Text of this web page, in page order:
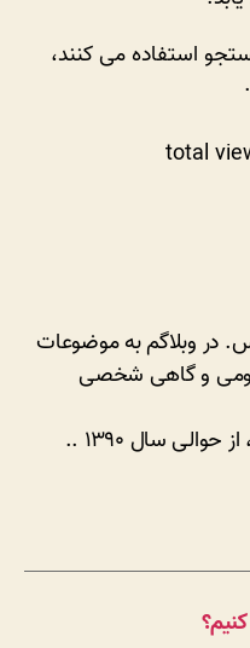
وجود
خواهد
داشت؟استفاده می کنند،
در وبلاگم به موضوعات
و گاهی شخصی
سال ۱۳۹۰ ..